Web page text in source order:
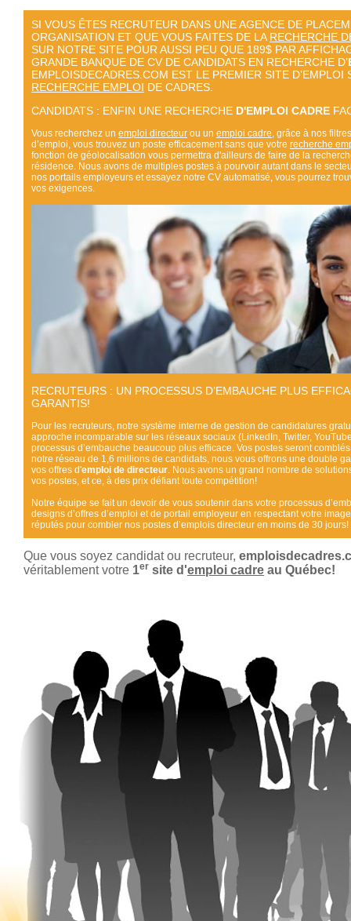
SI VOUS ÊTES RECRUTEUR DANS UNE AGENCE DE
ORGANISATION ET QUE VOUS FAITES DE LA RECHERCHE
SUR NOTRE SITE POUR AUSSI PEU QUE 189$ PAR
GRANDE BANQUE DE CV DE CANDIDATS EN RECHERCHE D’
EMPLOISDECADRES.COM EST LE PREMIER SITE D’EMPLOI
RECHERCHE EMPLOI DE CADRES.
CANDIDATS : ENFIN UNE RECHERCHE D'EMPLOI CADRE
Vous recherchez un emploi directeur ou un emploi cadre, grâce à nos
d’emploi, vous trouvez un poste efficacement sans que votre recherche
fonction de géolocalisation vous permettra d'ailleurs de faire de la
résidence. Nous avons de multiples postes à pourvoir autant dans le
nos portails employeurs et essayez notre CV automatisé, vous pourrez
vos exigences.
RECRUTEURS : UN PROCESSUS D’EMBAUCHE PLUS
GARANTIS!
Pour les recruteurs, notre système interne de gestion de candidatures
approche incomparable sur les réseaux sociaux (LinkedIn, Twitter,
processus d’embauche beaucoup plus efficace. Vos postes seront
notre réseau de 1,6 millions de candidats, nous vous offrons une double
vos offres d'emploi de directeur. Nous avons un grand nombre de
vos postes, et ce, à des prix défiant toute compétition!
Notre équipe se fait un devoir de vous soutenir dans votre processus
designs d’offres d’emploi et de portail employeur en respectant votre
réputés pour combler nos postes d’emplois directeur en moins de 30 jours!
Que vous soyez candidat ou recruteur,
véritablement votre 1er site d'emploi cadre au Québec!